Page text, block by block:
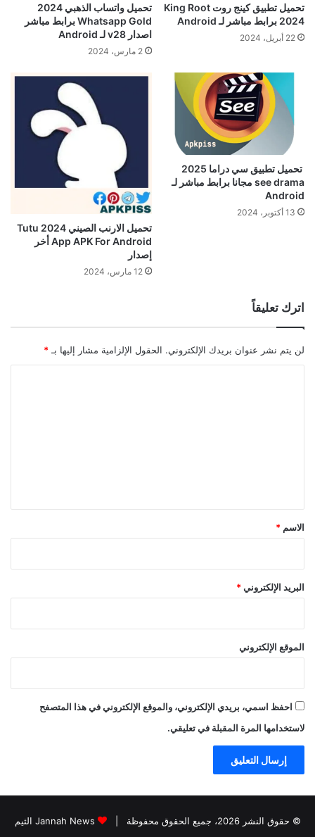
تحميل تطبيق كينج روت King Root
2024 برابط مباشر لـ Android
22 أبريل، 2024
تحميل واتساب الذهبي 2024
Whatsapp Gold برابط مباشر
اصدار v28 لـ Android
2 مارس، 2024
تحميل تطبيق سي دراما 2025
see drama مجانا برابط مباشر لـ
Android
13 أكتوبر، 2024
تحميل الارنب الصيني 2024 Tutu
App APK For Android أخر
إصدار
12 مارس، 2024
اترك تعليقاً
لن يتم نشر عنوان بريدك الإلكتروني. الحقول الإلزامية مشار إليها بـ *
*
الاسم *
البريد الإلكتروني *
الموقع الإلكتروني
احفظ اسمي، بريدي الإلكتروني، والموقع الإلكتروني في هذا المتصفح
لاستخدامها المرة المقبلة في تعليقي.
© حقوق النشر 2026، جميع الحقوق محفوظة | Jannah News الثيم